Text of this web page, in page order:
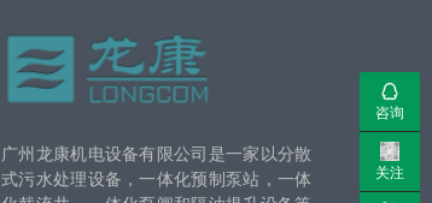
广州龙康机电设备有限公司是一家以分散
式污水处理设备，一体化预制泵站，一体
咨询
关注